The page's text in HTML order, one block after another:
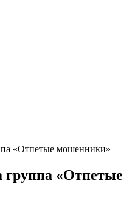
«Отпетые мошенники»
группа «Отпетые